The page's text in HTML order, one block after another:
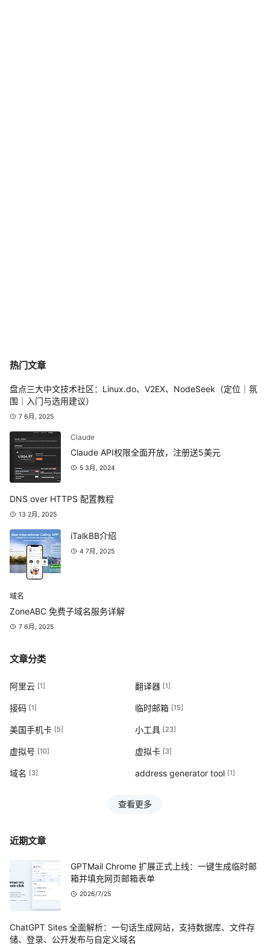
热门文章
盘点三大中文技术社区：Linux.do、V2EX、NodeSeek（定位｜氛
围｜入门与选用建议）
7 6月, 2025
Claude
Claude API权限全面开放，注册送5美元
5 3月, 2024
DNS over HTTPS 配置教程
13 2月, 2025
iTalkBB介绍
4 7月, 2025
域名
ZoneABC 免费子域名服务详解
7 6月, 2025
文章分类
阿里云 [1] 翻译器 [1]
接码 [1] 临时邮箱 [15]
美国手机卡 [5] 小工具 [23]
虚拟号 [10] 虚拟卡 [3]
域名 [3] address generator tool [1]
查看更多
近期文章
GPTMail Chrome 扩展正式上线：一键生成临时邮
箱并填充网页邮箱表单
2026/7/25
ChatGPT Sites 全面解析：一句话生成网站，支持数据库、文件存
储、登录、公开发布与自定义域名